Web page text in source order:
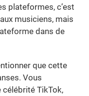
plateformes, c’est
musiciens, mais
dans de
que cette
Vous
célébrité TikTok,